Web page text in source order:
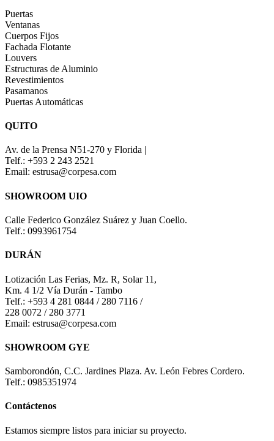
Puertas
Ventanas
Cuerpos Fijos
Fachada Flotante
Louvers
Estructuras de Aluminio
Revestimientos
Pasamanos
Puertas Automáticas
QUITO
Av. de la Prensa N51-270 y Florida |
Telf.: +593 2 243 2521
Email: estrusa@corpesa.com
SHOWROOM UIO
Calle Federico González Suárez y Juan Coello.
Telf.: 0993961754
DURÁN
Lotización Las Ferias, Mz. R, Solar 11,
Km. 4 1/2 Vía Durán - Tambo
Telf.: +593 4 281 0844 / 280 7116 /
228 0072 / 280 3771
Email: estrusa@corpesa.com
SHOWROOM GYE
Samborondón, C.C. Jardines Plaza. Av. León Febres Cordero.
Telf.: 0985351974
Contáctenos
Estamos siempre listos para iniciar su proyecto.